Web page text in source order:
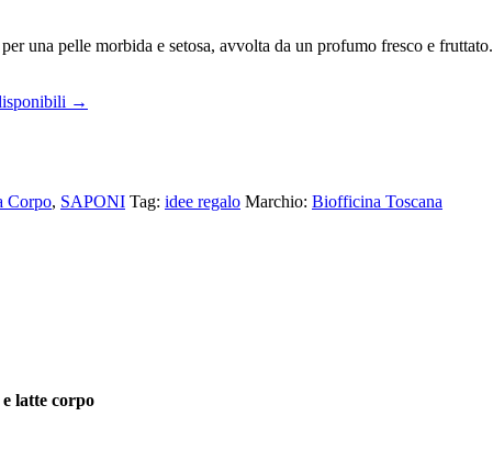
per una pelle morbida e setosa, avvolta da un profumo fresco e fruttato.
→
Corpo, SAPONI Tag: idee regalo Marchio: Biofficina Toscana
latte corpo